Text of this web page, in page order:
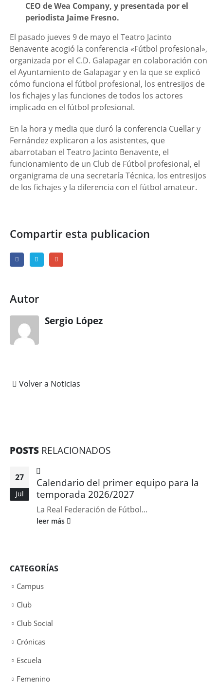
CEO de Wea Company, y presentada por el
periodista Jaime Fresno.
El pasado jueves 9 de mayo el Teatro Jacinto
Benavente acogió la conferencia «Fútbol profesional»,
organizada por el C.D. Galapagar en colaboración con
el Ayuntamiento de Galapagar y en la que se explicó
cómo funciona el fútbol profesional, los entresijos de
los fichajes y las funciones de todos los actores
implicado en el fútbol profesional.
En la hora y media que duró la conferencia Cuellar y
Fernández explicaron a los asistentes, que
abarrotaban el Teatro Jacinto Benavente, el
funcionamiento de un Club de Fútbol profesional, el
organigrama de una secretaría Técnica, los entresijos
de los fichajes y la diferencia con el fútbol amateur.
Compartir esta publicacion
Autor
Sergio López
Volver a Noticias
POSTS RELACIONADOS
27
Jul
Calendario del primer equipo para la
temporada 2026/2027
La Real Federación de Fútbol...
leer más
CATEGORÍAS
Campus
Club
Club Social
Crónicas
Escuela
Femenino